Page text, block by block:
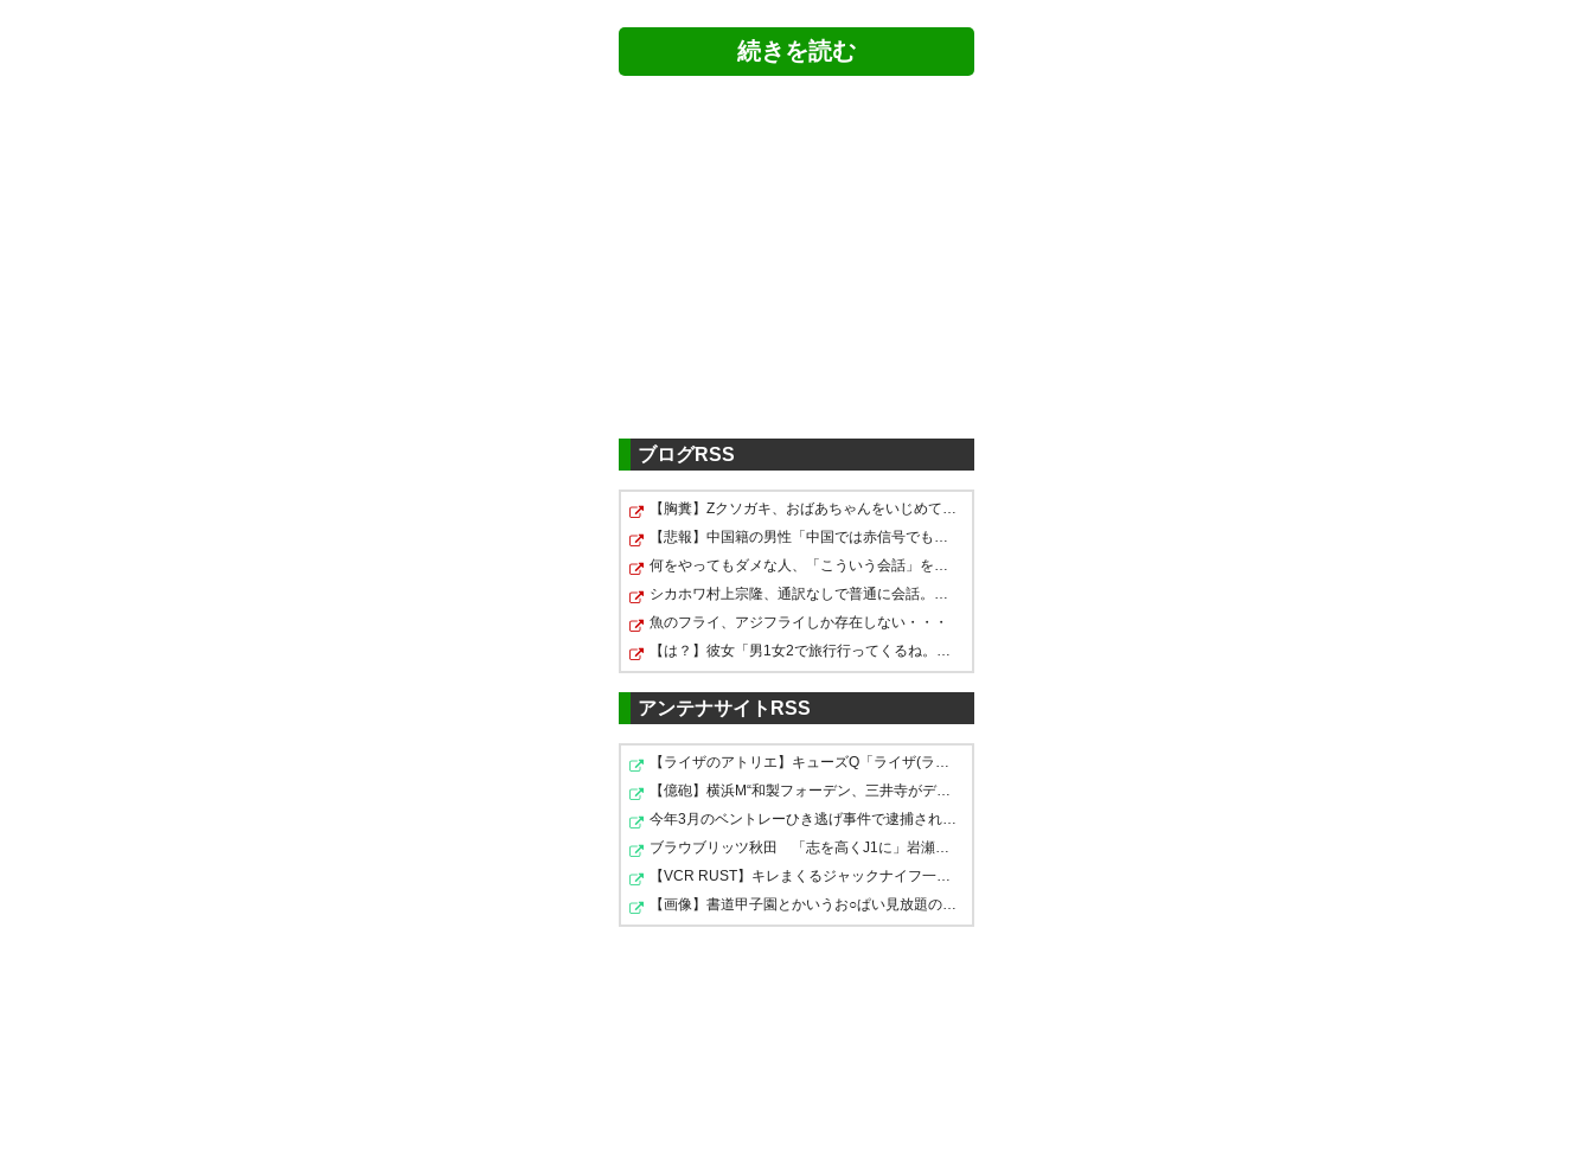
3月 26
本日行いました、vs.カマタマー
レ讃岐は、1－0(得点:40.小塚)で
勝利しました！ たくさんのご声
援ありがとうございました。
#renofa #レノファ
— レノファ山口ＦＣ
(renofayamaguchi)2017, 3月
26
たか。無失点に抑えたのも今シ
ーズン初めてだし、ここから上
げていこう。 #J2 #レノファ山口
— 息子二号 (harmit_musuko2)
2017, 3月 26
お見事小塚
— ぬおん (meowning_123)
2017, 3月 26
ブログRSS
【胸糞】Zクソガキ、おばあちゃんをいじめて炎上するｗｗ…
【悲報】中国籍の男性「中国では赤信号でも〇〇できます…
何をやってもダメな人、「こういう会話」をしてしまうら…
シカホワ村上宗隆、通訳なしで普通に会話。コーチ「今10…
魚のフライ、アジフライしか存在しない・・・
【は？】彼女「男1女2で旅行行ってくるね。大丈夫、男く…
アンテナサイトRSS
【ライザのアトリエ】キューズQ「ライザ(ライザリン・シ…
【億砲】横浜M“和製フォーデン、三井寺がデビューｗｗｗ…
今年3月のベントレーひき逃げ事件で逮捕された男、韓国籍…
ブラウブリッツ秋田 「志を高くJ1に」岩瀬社長が抱負を…
【VCR RUST】キレまくるジャックナイフ一ノ瀬うるはｗｗｗ
【画像】書道甲子園とかいうお○ぱい見放題の大会ｗｗｗｗ…